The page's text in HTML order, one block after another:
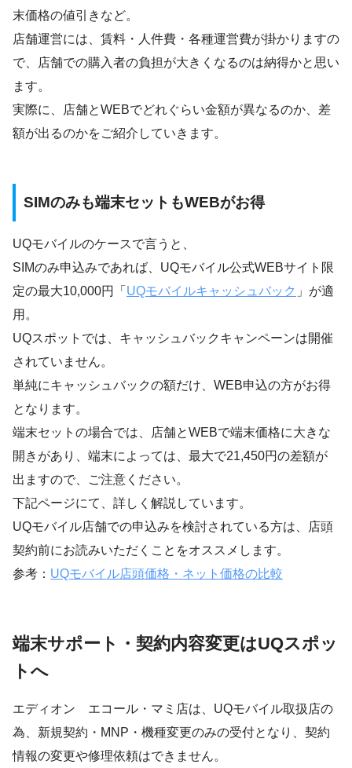
末価格の値引きなど。
店舗運営には、賃料・人件費・各種運営費が掛かりますの
で、店舗での購入者の負担が大きくなるのは納得かと思い
ます。
実際に、店舗とWEBでどれぐらい金額が異なるのか、差
額が出るのかをご紹介していきます。
SIMのみも端末セットもWEBがお得
UQモバイルのケースで言うと、
SIMのみ申込みであれば、UQモバイル公式WEBサイト限
定の最大10,000円「 UQモバイルキャッシュバック 」が適
用。
UQスポットでは、キャッシュバックキャンペーンは開催
されていません。
単純にキャッシュバックの額だけ、WEB申込の方がお得
となります。
端末セットの場合では、店舗とWEBで端末価格に大きな
開きがあり、端末によっては、最大で21,450円の差額が
出ますので、ご注意ください。
下記ページにて、詳しく解説しています。
UQモバイル店舗での申込みを検討されている方は、店頭
契約前にお読みいただくことをオススメします。
参考： UQモバイル店頭価格・ネット価格の比較
端末サポート・契約内容変更はUQスポッ
トへ
エディオン エコール・マミ店は、UQモバイル取扱店の
為、新規契約・MNP・機種変更のみの受付となり、契約
情報の変更や修理依頼はできません。